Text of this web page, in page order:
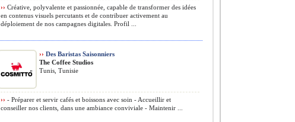
›› Créative, polyvalente et passionnée, capable de transformer des idées
en contenus visuels percutants et de contribuer activement au
déploiement de nos campagnes digitales. Profil ...
›› Des Baristas Saisonniers
The Coffee Studios
Tunis, Tunisie
›› - Préparer et servir cafés et boissons avec soin - Accueillir et
conseiller nos clients, dans une ambiance conviviale - Maintenir ...